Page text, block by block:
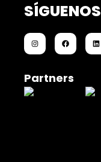
SÍGUENOS
Partners